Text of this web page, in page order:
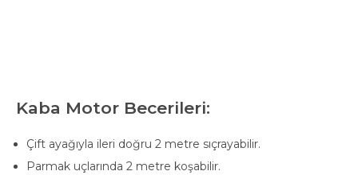
Kaba Motor Becerileri:
Çift ayağıyla ileri doğru 2 metre sıçrayabilir.
Parmak uçlarında 2 metre koşabilir.